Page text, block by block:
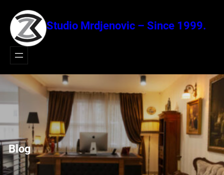
na
sadržaj
Studio Mrdjenovic – Since 1999.
Blog